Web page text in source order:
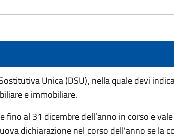
Unica (DSU), nella quale devi
e immobiliare.
al 31 dicembre dell’anno in corso e
dichiarazione nel corso dell'anno se la